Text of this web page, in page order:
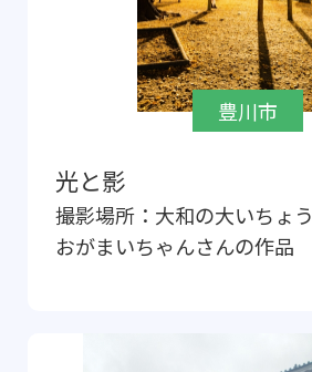
豊川市
光と影
撮影場所： 大和の大いちょう
おがまいちゃんさんの作品